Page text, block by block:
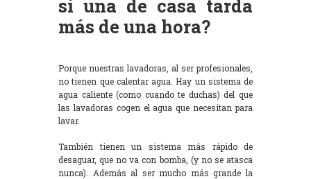
si una de casa tarda
más de una hora?
Porque nuestras lavadoras, al ser profesionales,
no tienen que calentar agua. Hay un sistema de
agua caliente (como cuando te duchas) del que
las lavadoras cogen el agua que necesitan para
lavar.
También tienen un sistema más rápido de
desaguar, que no va con bomba, (y no se atasca
nunca). Además al ser mucho más grande la